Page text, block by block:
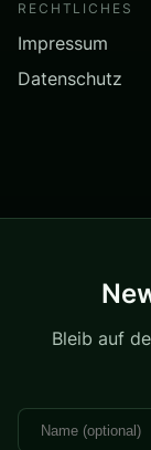
RECHTLICHES
Impressum
Datenschutz
Bleib auf